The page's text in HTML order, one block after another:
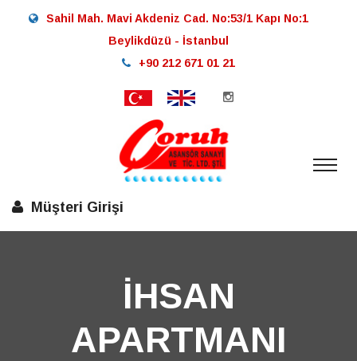
Sahil Mah. Mavi Akdeniz Cad. No:53/1 Kapı No:1
Beylikdüzü - İstanbul
+90 212 671 01 21
Müşteri Girişi
İHSAN
APARTMANI